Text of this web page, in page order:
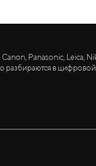
Panasonic, Leica,
в